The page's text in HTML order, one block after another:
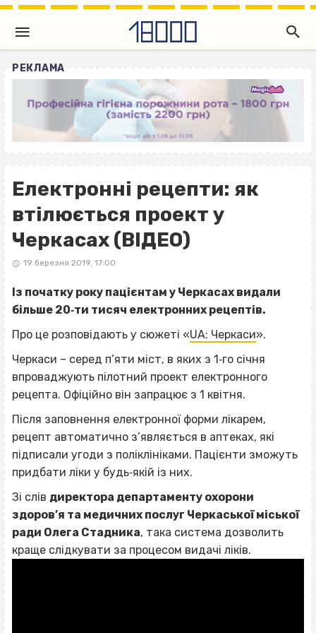
РЕКЛАМА
Електронні рецепти: як
втілюється проект у
Черкасах (ВІДЕО)
19 березня 2019, 17:00
Із початку року пацієнтам у Черкасах видали
більше 20‐ти тисяч електронних рецептів.
Про це розповідають у сюжеті «UA: Черкаси».
Черкаси – серед п’яти міст, в яких з 1‐го січня
впроваджують пілотний проект електронного
рецепта. Офіційно він запрацює з 1 квітня.
Після заповнення електронної форми лікарем,
рецепт автоматично з’являється в аптеках, які
підписали угоди з поліклініками. Пацієнти зможуть
придбати ліки у будь‐якій із них.
Зі слів директора департаменту охорони
здоров’я та медичних послуг Черкаської міської
ради Олега Стадника, така система дозволить
краще слідкувати за процесом видачі ліків.